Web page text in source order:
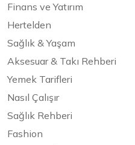
Finans ve Yatırım
Hertelden
Sağlık & Yaşam
Aksesuar & Takı Rehberi
Yemek Tarifleri
Nasıl Çalışır
Sağlık Rehberi
Fashion